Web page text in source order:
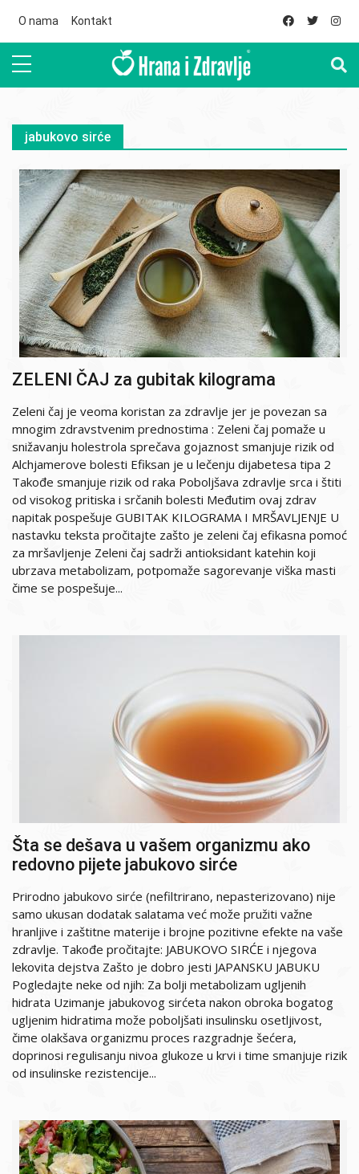
O nama Kontakt
jabukovo sirće
ZELENI ČAJ za gubitak kilograma
Zeleni čaj je veoma koristan za zdravlje jer je povezan sa
mnogim zdravstvenim prednostima : Zeleni čaj pomaže u
snižavanju holestrola sprečava gojaznost smanjuje rizik od
Alchjamerove bolesti Efiksan je u lečenju dijabetesa tipa 2
Takođe smanjuje rizik od raka Poboljšava zdravlje srca i štiti
od visokog pritiska i srčanih bolesti Međutim ovaj zdrav
napitak pospešuje GUBITAK KILOGRAMA I MRŠAVLJENJE U
nastavku teksta pročitajte zašto je zeleni čaj efikasna pomoć
za mršavljenje Zeleni čaj sadrži antioksidant katehin koji
ubrzava metabolizam, potpomaže sagorevanje viška masti
čime se pospešuje...
Šta se dešava u vašem organizmu ako
redovno pijete jabukovo sirće
Prirodno jabukovo sirće (nefiltrirano, nepasterizovano) nije
samo ukusan dodatak salatama već može pružiti važne
hranljive i zaštitne materije i brojne pozitivne efekte na vaše
zdravlje. Takođe pročitajte: JABUKOVO SIRĆE i njegova
lekovita dejstva Zašto je dobro jesti JAPANSKU JABUKU
Pogledajte neke od njih: Za bolji metabolizam ugljenih
hidrata Uzimanje jabukovog sirćeta nakon obroka bogatog
ugljenim hidratima može poboljšati insulinsku osetljivost,
čime olakšava organizmu proces razgradnje šećera,
doprinosi regulisanju nivoa glukoze u krvi i time smanjuje rizik
od insulinske rezistencije...